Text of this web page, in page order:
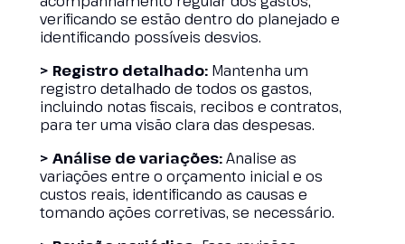
verificando se estão dentro do planejado e
identificando possíveis desvios.
> Registro detalhado: Mantenha um
registro detalhado de todos os gastos,
incluindo notas fiscais, recibos e contratos,
para ter uma visão clara das despesas.
> Análise de variações:Analise as
variações entre o orçamento inicial e os
custos reais, identificando as causas e
tomando ações corretivas, se necessário.